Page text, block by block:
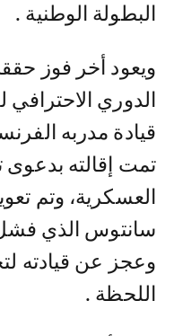
البطولة الوطنية .
ويعود أخر فوز
قيادة مدربه
تمت إقالته بدعوى
العسكرية، وتم
سانتوس الذي فشل
وعجز عن قيادته
اللحظة .